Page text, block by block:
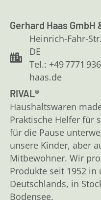
Gerhard Haas GmbH
Heinrich-Fahr-
DE
Tel.: +49 7771
haas.de
RIVAL®
Haushaltswaren
Praktische Helfer für
für die Pause
unsere Kinder, aber
Mitbewohner. Wir
Produkte seit 1952 in
Deutschlands, in
Bodensee.